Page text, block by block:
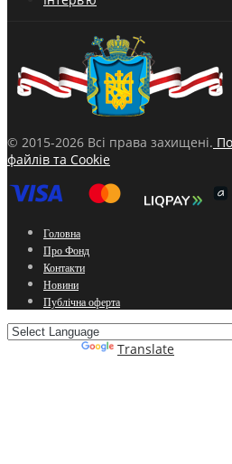
© 2015-2026 Всі права захищені.
файлів та Cookie
Головна
Про Фонд
Контакти
Новини
Публічна оферта
Translate